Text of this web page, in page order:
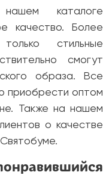
каталоге
качество. Более
стильные
смогут
образа. Все
приобрести оптом
Также на нашем
о качестве